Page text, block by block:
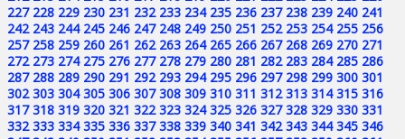
227 228 229 230 231 232 233 234 235 236 237 238 239 240 241
242 243 244 245 246 247 248 249 250 251 252 253 254 255 256
257 258 259 260 261 262 263 264 265 266 267 268 269 270 271
272 273 274 275 276 277 278 279 280 281 282 283 284 285 286
287 288 289 290 291 292 293 294 295 296 297 298 299 300 301
302 303 304 305 306 307 308 309 310 311 312 313 314 315 316
317 318 319 320 321 322 323 324 325 326 327 328 329 330 331
332 333 334 335 336 337 338 339 340 341 342 343 344 345 346